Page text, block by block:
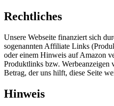
Rechtliches
Unsere Webseite finanziert sich
sogenannten Affiliate Links
oder einem Hinweis auf Amazon
Produktlinks bzw. Werbeanzeigen
Betrag, der uns hilft, diese Seite
Hinweis